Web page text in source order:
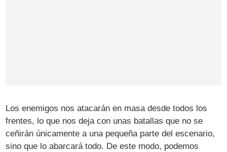
Los enemigos nos atacarán en masa desde todos los
frentes, lo que nos deja con unas batallas que no se
ceñirán únicamente a una pequeña parte del escenario,
sino que lo abarcará todo. De este modo, podemos